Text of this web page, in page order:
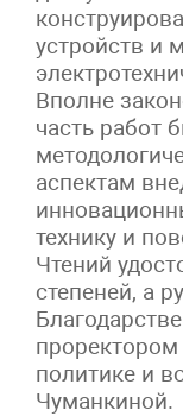
устройств и
Вполне
часть работ
аспектам
технику и
Чтений
степеней, а
политике и
Чуманкиной.